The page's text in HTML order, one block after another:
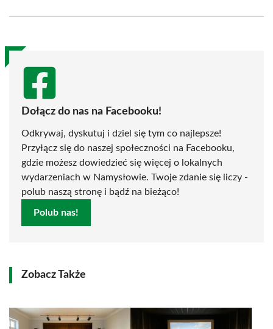
(Twitter)
Dołącz do nas na Facebooku!
Odkrywaj, dyskutuj i dziel się tym co najlepsze!
Przyłącz się do naszej społeczności na Facebooku,
gdzie możesz dowiedzieć się więcej o lokalnych
wydarzeniach w Namysłowie. Twoje zdanie się liczy -
polub naszą stronę i bądź na bieżąco!
Polub nas!
Zobacz Także